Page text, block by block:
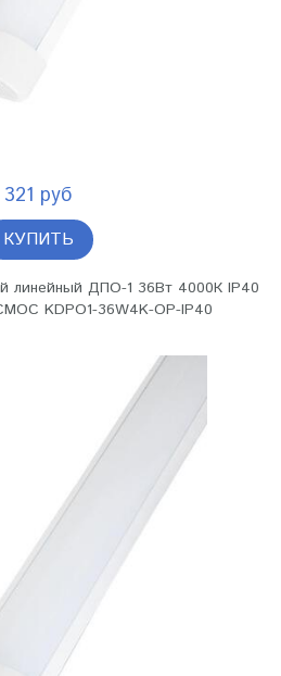
321 руб
КУПИТЬ
линейный ДПО-1 36Вт 4000К IP40
KDPO1-36W4K-OP-IP40